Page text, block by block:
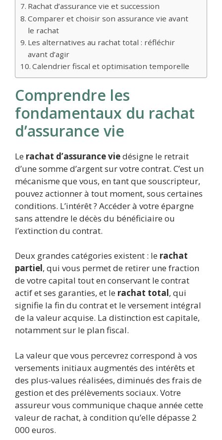
Rachat d’assurance vie et succession
Comparer et choisir son assurance vie avant
le rachat
Les alternatives au rachat total : réfléchir
avant d’agir
Calendrier fiscal et optimisation temporelle
Comprendre les
fondamentaux du rachat
d’assurance vie
Le rachat d’assurance viedésigne le retrait
d’une somme d’argent sur votre contrat. C’est un
mécanisme que vous, en tant que souscripteur,
pouvez actionner à tout moment, sous certaines
conditions. L’intérêt ? Accéder à votre épargne
sans attendre le décès du bénéficiaire ou
l’extinction du contrat.
Deux grandes catégories existent : le rachat
partiel, qui vous permet de retirer une fraction
de votre capital tout en conservant le contrat
actif et ses garanties, et le rachat total, qui
signifie la fin du contrat et le versement intégral
de la valeur acquise. La distinction est capitale,
notamment sur le plan fiscal.
La valeur que vous percevrez correspond à vos
versements initiaux augmentés des intérêts et
des plus-values réalisées, diminués des frais de
gestion et des prélèvements sociaux. Votre
assureur vous communique chaque année cette
valeur de rachat, à condition qu’elle dépasse 2
000 euros.